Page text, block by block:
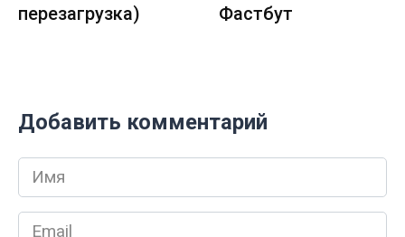
перезагрузка)
Фастбут
Добавить комментарий
Имя
*
Email